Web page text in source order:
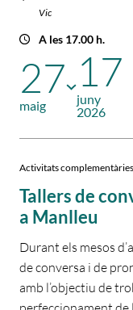
Vic
A les 17.00 h.
27
maig
17
juny
2026
Activitats
Tallers de
a Manlleu
Durant els mesos
de conversa i de
amb l’objectiu de